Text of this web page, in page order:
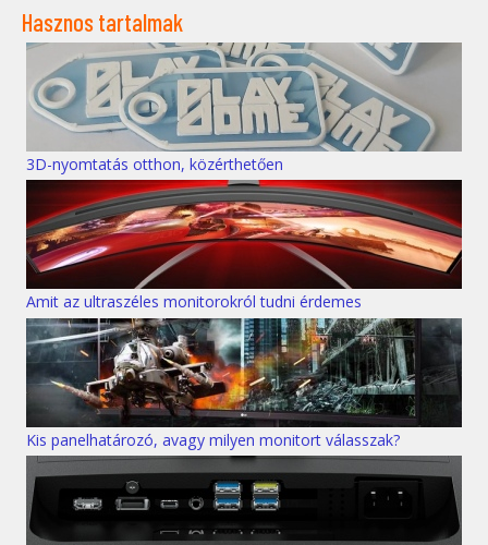
Hasznos tartalmak
3D-nyomtatás otthon, közérthetően
Amit az ultraszéles monitorokról tudni érdemes
Kis panelhatározó, avagy milyen monitort válasszak?